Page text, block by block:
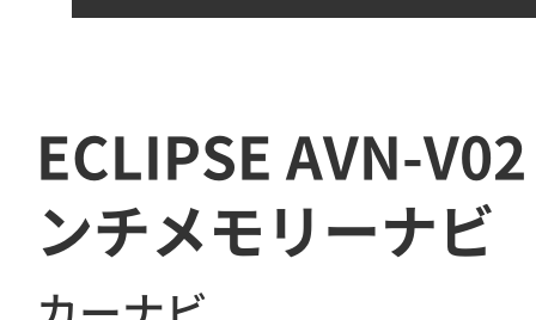
ECLIPSE AVN-
ンチメモリーナビ